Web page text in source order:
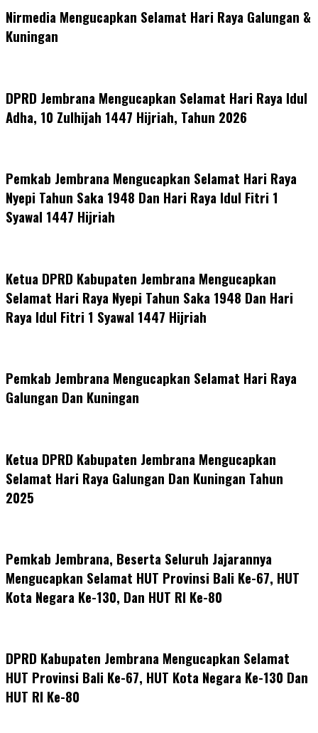
Nirmedia Mengucapkan Selamat Hari Raya Galungan &
Kuningan
DPRD Jembrana Mengucapkan Selamat Hari Raya Idul
Adha, 10 Zulhijah 1447 Hijriah, Tahun 2026
Pemkab Jembrana Mengucapkan Selamat Hari Raya
Nyepi Tahun Saka 1948 Dan Hari Raya Idul Fitri 1
Syawal 1447 Hijriah
Ketua DPRD Kabupaten Jembrana Mengucapkan
Selamat Hari Raya Nyepi Tahun Saka 1948 Dan Hari
Raya Idul Fitri 1 Syawal 1447 Hijriah
Pemkab Jembrana Mengucapkan Selamat Hari Raya
Galungan Dan Kuningan
Ketua DPRD Kabupaten Jembrana Mengucapkan
Selamat Hari Raya Galungan Dan Kuningan Tahun
2025
Pemkab Jembrana, Beserta Seluruh Jajarannya
Mengucapkan Selamat HUT Provinsi Bali Ke-67, HUT
Kota Negara Ke-130, Dan HUT RI Ke-80
DPRD Kabupaten Jembrana Mengucapkan Selamat
HUT Provinsi Bali Ke-67, HUT Kota Negara Ke-130 Dan
HUT RI Ke-80